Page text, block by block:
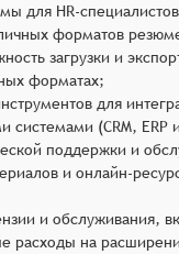
для HR-
форматов
загрузки и
форматах;
для
системами (CRM, ERP
поддержки и
и онлайн-
и обслуживания,
расходы на